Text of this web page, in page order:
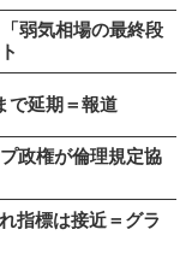
弱気相場の最終段
で延期＝報道
政権が倫理規定協
指標は接近＝グラ